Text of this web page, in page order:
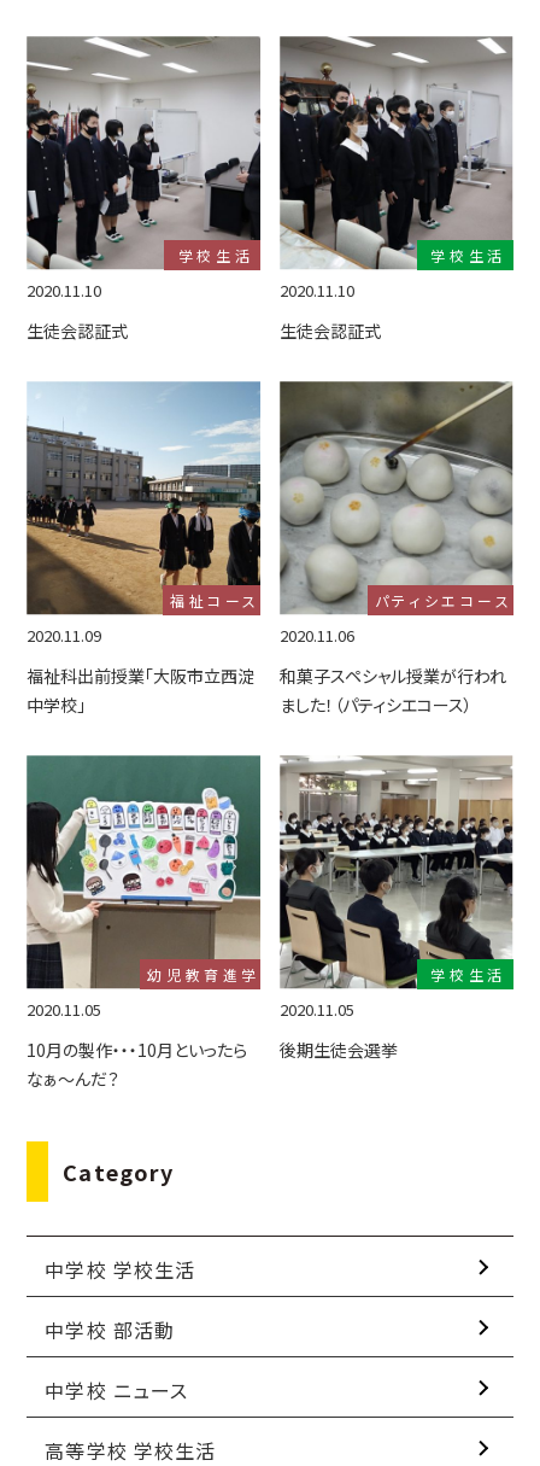
学校生活
2020.11.10
生徒会認証式
学校生活
2020.11.10
生徒会認証式
福祉コース
2020.11.09
福祉科出前授業「大阪市立西淀
中学校」
パティシエコース
2020.11.06
和菓子スペシャル授業が行われ
ました！（パティシエコース）
幼児教育進学
2020.11.05
10月の製作・・・10月といったら
なぁ～んだ？
学校生活
2020.11.05
後期生徒会選挙
Category
中学校 学校生活
中学校 部活動
中学校 ニュース
高等学校 学校生活